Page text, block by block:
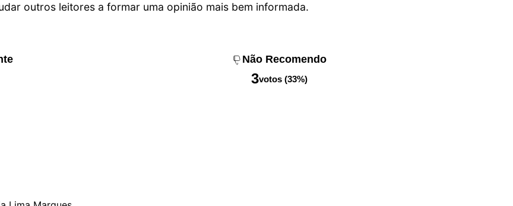
outros leitores a formar uma opinião mais bem informada.
Não Recomendo
3votos (33%)